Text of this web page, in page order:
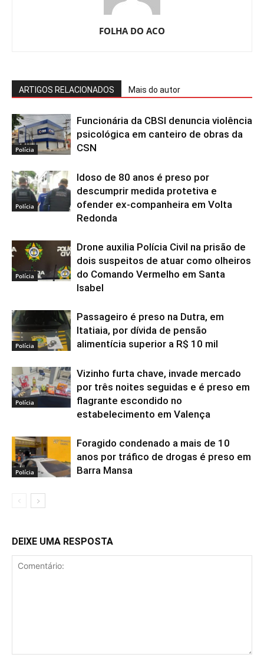
FOLHA DO ACO
ARTIGOS RELACIONADOS Mais do autor
Polícia
Funcionária da CBSI denuncia violência
psicológica em canteiro de obras da
CSN
Polícia
Idoso de 80 anos é preso por
descumprir medida protetiva e
ofender ex-companheira em Volta
Redonda
Polícia
Drone auxilia Polícia Civil na prisão de
dois suspeitos de atuar como olheiros
do Comando Vermelho em Santa
Isabel
Polícia
Passageiro é preso na Dutra, em
Itatiaia, por dívida de pensão
alimentícia superior a R$ 10 mil
Polícia
Vizinho furta chave, invade mercado
por três noites seguidas e é preso em
flagrante escondido no
estabelecimento em Valença
Polícia
Foragido condenado a mais de 10
anos por tráfico de drogas é preso em
Barra Mansa
DEIXE UMA RESPOSTA